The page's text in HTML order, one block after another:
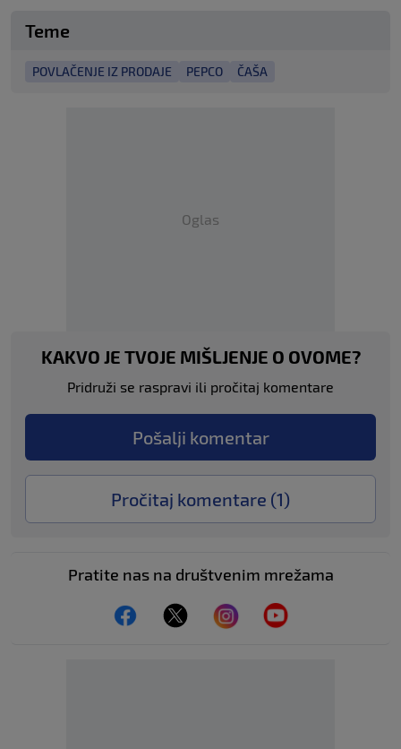
Teme
POVLAČENJE IZ PRODAJE PEPCO ČAŠA
Oglas
KAKVO JE TVOJE MIŠLJENJE O OVOME?
Pridruži se raspravi ili pročitaj komentare
Pošalji komentar
Pročitaj komentare (1)
Pratite nas na društvenim mrežama